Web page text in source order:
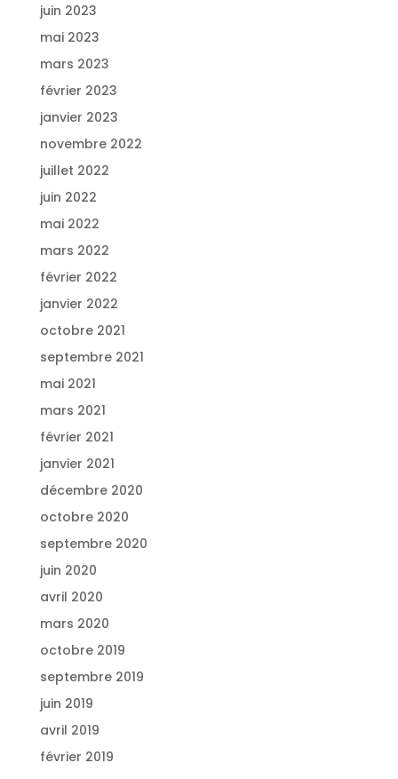
juin 2023
mai 2023
mars 2023
février 2023
janvier 2023
novembre 2022
juillet 2022
juin 2022
mai 2022
mars 2022
février 2022
janvier 2022
octobre 2021
septembre 2021
mai 2021
mars 2021
février 2021
janvier 2021
décembre 2020
octobre 2020
septembre 2020
juin 2020
avril 2020
mars 2020
octobre 2019
septembre 2019
juin 2019
avril 2019
février 2019